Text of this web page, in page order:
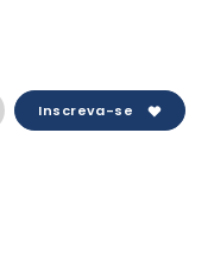
Inscreva-se